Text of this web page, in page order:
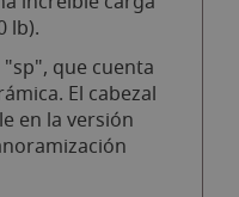
lb).
que cuenta
El cabezal
en la versión